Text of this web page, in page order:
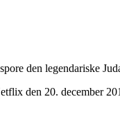
den legendariske
den 20. december